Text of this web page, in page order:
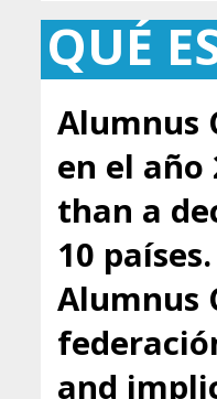
QUÉ
Alumnus
en el
than a
10 países.
Alumnus
and